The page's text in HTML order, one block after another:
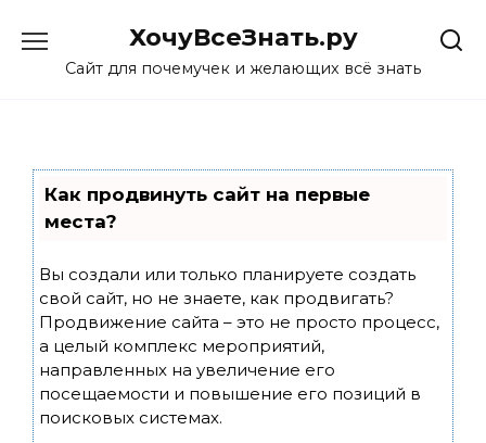
content
ХочуВсеЗнать.ру
Сайт для почемучек и желающих всё знать
Как продвинуть сайт на первые
места?
Вы создали или только планируете создать
свой сайт, но не знаете, как продвигать?
Продвижение сайта – это не просто процесс,
а целый комплекс мероприятий,
направленных на увеличение его
посещаемости и повышение его позиций в
поисковых системах.